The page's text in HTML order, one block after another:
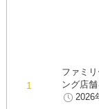
ファミ
ング店
2026